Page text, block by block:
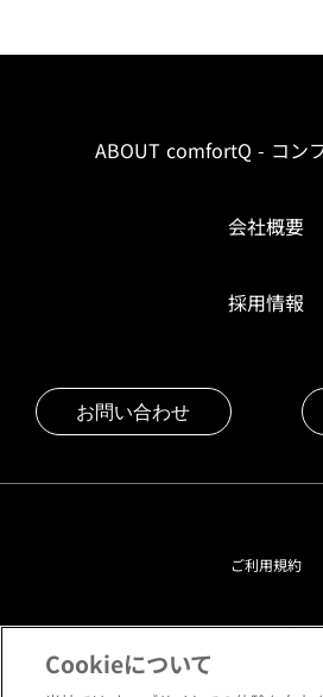
ABOUT comfortQ - コン
会社概要
採用情報
お問い合わせ
ご利用規約
プライバシーポリ
Cookieについて